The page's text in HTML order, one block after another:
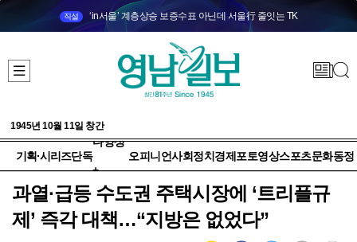
직설 ‘in서울’ 계층상승 보증수표 아닌데 서울行 줄잇는 TK
1945년 10월 11일 창간
기획·시리즈단독
다양성
+
오피니언사회정치 경제 포토영상스포츠문화동정
과열·급등 수도권 주택시장에 ‘트리플규
제’ 즉각 대책…“지방은 없었다”